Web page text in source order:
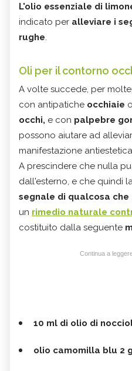
L'olio essenziale di
indicato per alleviare i
rughe.
Oli per il contorno
A volte succede, per
con antipatiche occhiaie o
occhi, e con palpebre
possono aiutare ad
manifestazione
A prescindere che nulla
dall'esterno, e che quindi
segnale di qualcosa che
un rimedio naturale
costituito dalla seguente
Continua a
10 ml di olio di
olio camomilla blu 2